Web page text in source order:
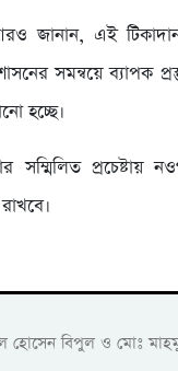
আরও জানান, এই
সমন্বয়ে ব্যাপক
হচ্ছে।
সম্মিলিত
হোসেন বিপুল ও মোঃ